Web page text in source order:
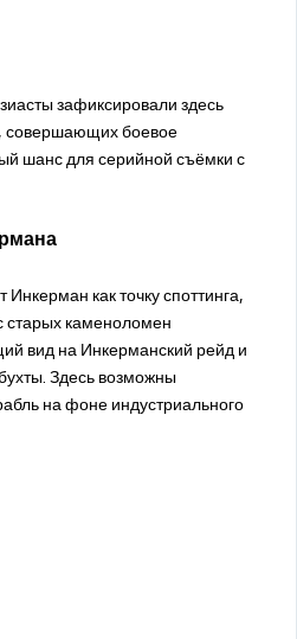
зафиксировали здесь
совершающих боевое
шанс для серийной съёмки с
Инкерман как точку споттинга,
старых каменоломен
вид на Инкерманский рейд и
Здесь возможны
на фоне индустриального